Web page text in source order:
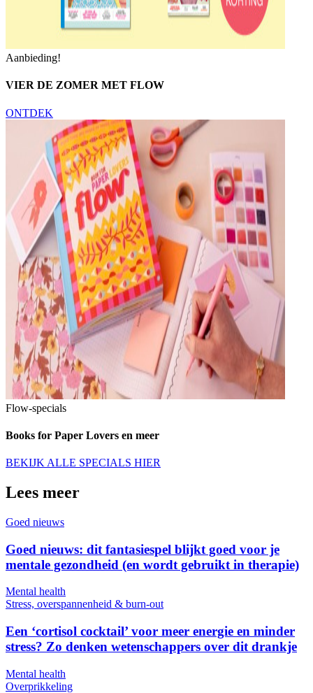
Aanbieding!
VIER DE ZOMER MET FLOW
ONTDEK
Flow-specials
Books for Paper Lovers en meer
BEKIJK ALLE SPECIALS HIER
Lees meer
Goed nieuws
Goed nieuws: dit fantasiespel blijkt goed voor je
mentale gezondheid (en wordt gebruikt in therapie)
Mental health
Stress, overspannenheid & burn-out
Een ‘cortisol cocktail’ voor meer energie en minder
stress? Zo denken wetenschappers over dit drankje
Mental health
Overprikkeling